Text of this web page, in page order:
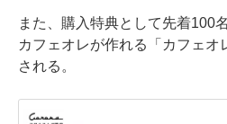
また、購入特典として先着100
カフェオレが作れる「カフェオ
される。